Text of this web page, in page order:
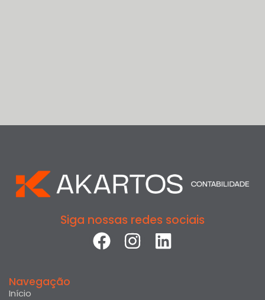
Siga nossas redes sociais
Navegação
Início